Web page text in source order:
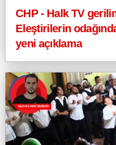
CHP - Halk TV
Eleştirilerin
yeni açıklama